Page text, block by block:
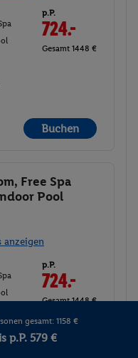
p.P.
724.-
Gesamt 1448 €
Buchen
Free Spa
Pool
anzeigen
p.P.
724.-
Gesamt 1448 €
gesamt: 1158 €
p.P. 579 €